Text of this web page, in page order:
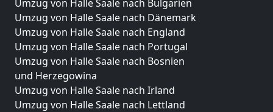
Umzug von Halle Saale nach Bulgarien
Umzug von Halle Saale nach Dänemark
Umzug von Halle Saale nach England
Umzug von Halle Saale nach Portugal
Umzug von Halle Saale nach Bosnien
und Herzegowina
Umzug von Halle Saale nach Irland
Umzug von Halle Saale nach Lettland